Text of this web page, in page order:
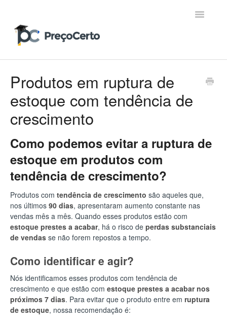
Toggle
Produtos em ruptura de
estoque com tendência de
crescimento
Como podemos evitar a ruptura de
estoque em produtos com
tendência de crescimento?
Produtos com tendência de crescimento são aqueles que,
nos últimos 90 dias, apresentaram aumento constante nas
vendas mês a mês. Quando esses produtos estão com
estoque prestes a acabar, há o risco de perdas substanciais
de vendas se não forem repostos a tempo.
Como identificar e agir?
Nós identificamos esses produtos com tendência de
crescimento e que estão com estoque prestes a acabar nos
próximos 7 dias. Para evitar que o produto entre em ruptura
de estoque, nossa recomendação é: